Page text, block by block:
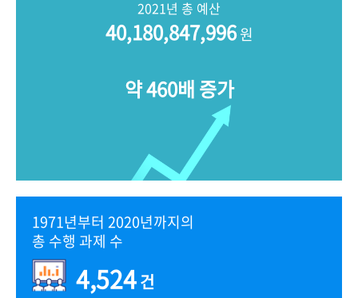
2021년 총 예산
40,180,847,996원
약 460배 증가
1971년부터 2020년까지의
총 수행 과제 수
4,524건